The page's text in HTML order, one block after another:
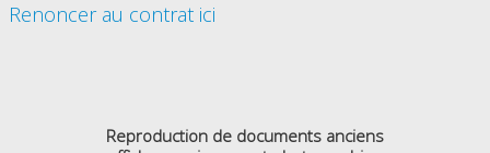
Renoncer au contrat ici
Reproduction de documents anciens